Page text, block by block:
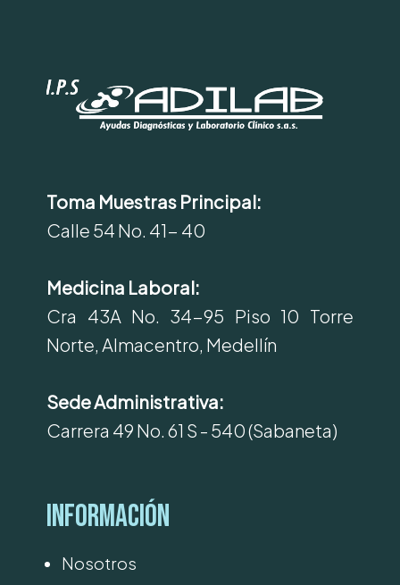
Toma Muestras Principal:
Calle 54 No. 41- 40
Medicina Laboral:
Cra 43A No. 34-95 Piso 10 Torre
Norte, Almacentro, Medellín
Sede Administrativa:
Carrera 49 No. 61 S - 540 (Sabaneta)
Información
Nosotros